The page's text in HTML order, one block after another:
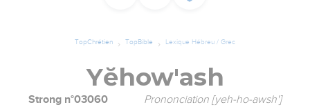
TopChrétien TopBible Lexique Hébreu / Grec
Yĕhow'ash
Strong n°03060 Prononciation [yeh-ho-awsh']